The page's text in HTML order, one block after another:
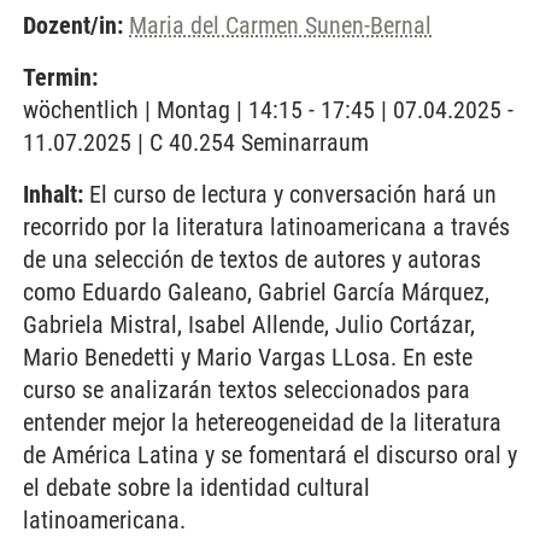
Dozent/in: Maria del Carmen Sunen-Bernal
Termin:
wöchentlich | Montag | 14:15 - 17:45 | 07.04.2025 -
11.07.2025 | C 40.254 Seminarraum
Inhalt: El curso de lectura y conversación hará un
recorrido por la literatura latinoamericana a través
de una selección de textos de autores y autoras
como Eduardo Galeano, Gabriel García Márquez,
Gabriela Mistral, Isabel Allende, Julio Cortázar,
Mario Benedetti y Mario Vargas LLosa. En este
curso se analizarán textos seleccionados para
entender mejor la hetereogeneidad de la literatura
de América Latina y se fomentará el discurso oral y
el debate sobre la identidad cultural
latinoamericana.